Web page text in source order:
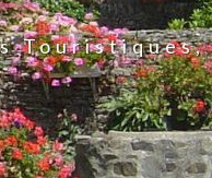
Touristiques,